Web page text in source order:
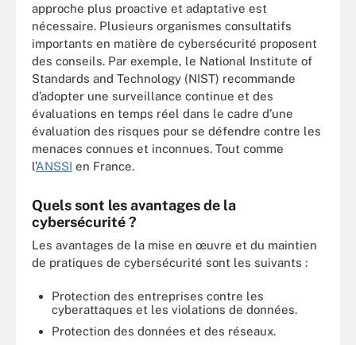
approche plus proactive et adaptative est
nécessaire. Plusieurs organismes consultatifs
importants en matière de cybersécurité proposent
des conseils. Par exemple, le National Institute of
Standards and Technology (NIST) recommande
d’adopter une surveillance continue et des
évaluations en temps réel dans le cadre d’une
évaluation des risques pour se défendre contre les
menaces connues et inconnues. Tout comme
l’ANSSI en France.
Quels sont les avantages de la
cybersécurité ?
Les avantages de la mise en œuvre et du maintien
de pratiques de cybersécurité sont les suivants :
Protection des entreprises contre les
cyberattaques et les violations de données.
Protection des données et des réseaux.